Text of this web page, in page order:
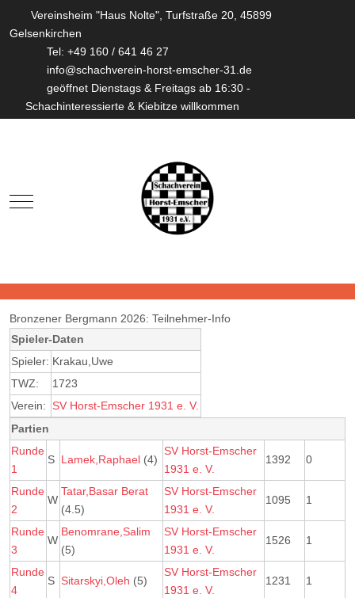
Vereinsheim "Haus Nolte", Turfstraße 20, 45899
Gelsenkirchen
Tel: +49 160 / 641 46 27
info@schachverein-horst-emscher-31.de
geöffnet Dienstags & Freitags ab 16:30 -
Schachinteressierte & Kiebitze willkommen
Mobile Menu Toggle
Bronzener Bergmann 2026: Teilnehmer-Info
Spieler-Daten
Spieler: Krakau,Uwe
TWZ:
1723
Verein:
SV Horst-Emscher 1931 e. V.
Partien
Runde
1
S Lamek,Raphael (4)
SV Horst-Emscher
1931 e. V.
1392 0
Runde
2
W
Tatar,Basar Berat
(4.5)
SV Horst-Emscher
1931 e. V.
1095 1
Runde
3
W
Benomrane,Salim
(5)
SV Horst-Emscher
1931 e. V.
1526 1
Runde
4
S Sitarskyi,Oleh (5)
SV Horst-Emscher
1931 e. V.
1231 1